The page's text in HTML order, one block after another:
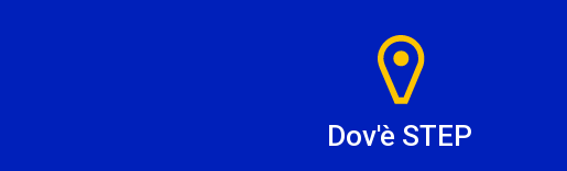
Dov'è STEP